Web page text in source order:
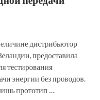
дистрибьютор
предоставила
тестирования
энергии без проводов.
прототип …